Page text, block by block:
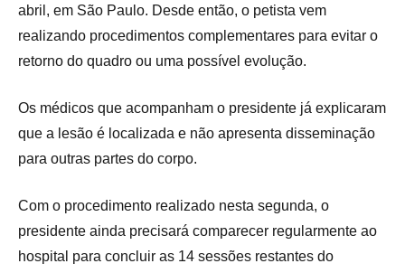
abril, em São Paulo. Desde então, o petista vem
realizando procedimentos complementares para evitar o
retorno do quadro ou uma possível evolução.
Os médicos que acompanham o presidente já explicaram
que a lesão é localizada e não apresenta disseminação
para outras partes do corpo.
Com o procedimento realizado nesta segunda, o
presidente ainda precisará comparecer regularmente ao
hospital para concluir as 14 sessões restantes do